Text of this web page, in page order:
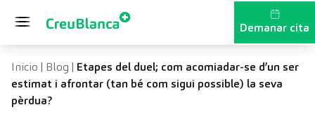
Demanar cita
Inicio | Blog | Etapes del duel; com acomiadar-se d’un ser
estimat i afrontar (tan bé com sigui possible) la seva
pèrdua?